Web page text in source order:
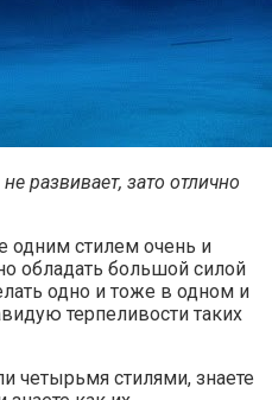
развивает, зато отлично
одним стилем очень и
обладать большой силой
одно и тоже в одном и
терпеливости таких
четырьмя стилями, знаете